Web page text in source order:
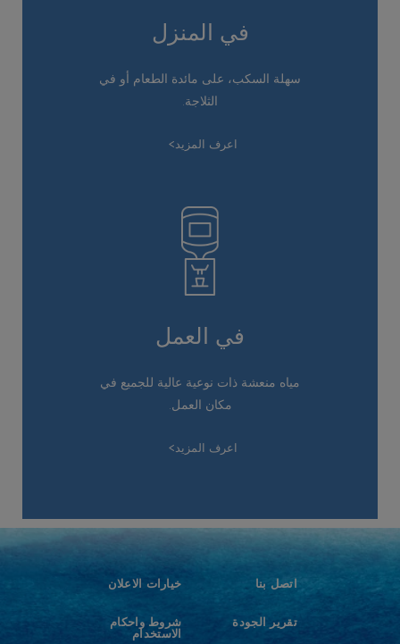
في المنزل
سهلة السكب، على مائدة الطعام أو في
الثلاجة.
اعرف المزيد
في العمل
مياه منعشة ذات نوعية عالية للجميع في
مكان العمل.
اعرف المزيد
اتصل بنا خيارات الاعلان
تقرير الجودة
شروط واحكام
الاستخدام